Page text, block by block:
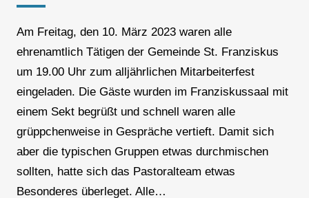
Am Freitag, den 10. März 2023 waren alle
ehrenamtlich Tätigen der Gemeinde St. Franziskus
um 19.00 Uhr zum alljährlichen Mitarbeiterfest
eingeladen. Die Gäste wurden im Franziskussaal mit
einem Sekt begrüßt und schnell waren alle
grüppchenweise in Gespräche vertieft. Damit sich
aber die typischen Gruppen etwas durchmischen
sollten, hatte sich das Pastoralteam etwas
Besonderes überleget. Alle…